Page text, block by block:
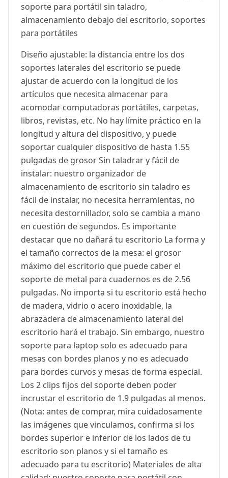
soporte para portátil sin taladro,
almacenamiento debajo del escritorio, soportes
para portátiles
Diseño ajustable: la distancia entre los dos
soportes laterales del escritorio se puede
ajustar de acuerdo con la longitud de los
artículos que necesita almacenar para
acomodar computadoras portátiles, carpetas,
libros, revistas, etc. No hay límite práctico en la
longitud y altura del dispositivo, y puede
soportar cualquier dispositivo de hasta 1.55
pulgadas de grosor Sin taladrar y fácil de
instalar: nuestro organizador de
almacenamiento de escritorio sin taladro es
fácil de instalar, no necesita herramientas, no
necesita destornillador, solo se cambia a mano
en cuestión de segundos. Es importante
destacar que no dañará tu escritorio La forma y
el tamaño correctos de la mesa: el grosor
máximo del escritorio que puede caber el
soporte de metal para cuadernos es de 2.56
pulgadas. No importa si tu escritorio está hecho
de madera, vidrio o acero inoxidable, la
abrazadera de almacenamiento lateral del
escritorio hará el trabajo. Sin embargo, nuestro
soporte para laptop solo es adecuado para
mesas con bordes planos y no es adecuado
para bordes curvos y mesas de forma especial.
Los 2 clips fijos del soporte deben poder
incrustar el escritorio de 1.9 pulgadas al menos.
(Nota: antes de comprar, mira cuidadosamente
las imágenes que vinculamos, confirma si los
bordes superior e inferior de los lados de tu
escritorio son planos y si el tamaño es
adecuado para tu escritorio) Materiales de alta